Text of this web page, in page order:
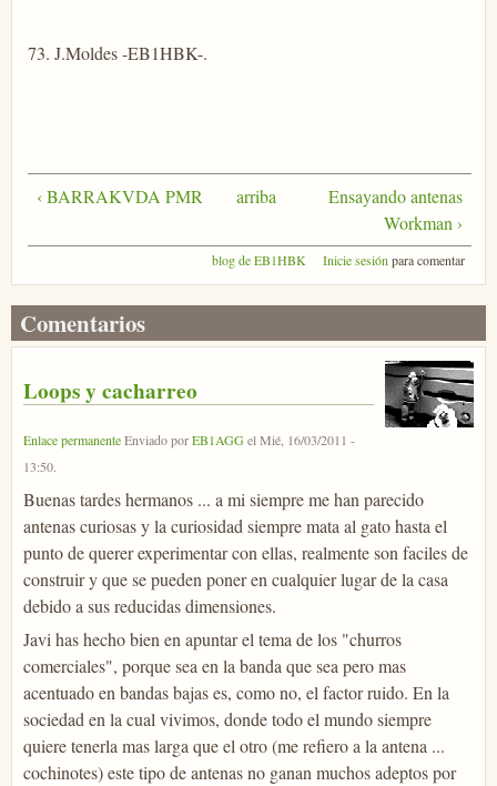
73. J.Moldes -EB1HBK-.
‹ BARRAKVDA PMR arriba
Ensayando antenas
Workman ›
blog de EB1HBK Inicie sesiónpara comentar
Comentarios
Loops y cacharreo
Enlace permanenteEnviado porEB1AGG elMié, 16/03/2011 -
13:50.
Buenas tardes hermanos ... a mi siempre me han parecido
antenas curiosas y la curiosidad siempre mata al gato hasta el
punto de querer experimentar con ellas, realmente son faciles de
construir y que se pueden poner en cualquier lugar de la casa
debido a sus reducidas dimensiones.
Javi has hecho bien en apuntar el tema de los "churros
comerciales", porque sea en la banda que sea pero mas
acentuado en bandas bajas es, como no, el factor ruido. En la
sociedad en la cual vivimos, donde todo el mundo siempre
quiere tenerla mas larga que el otro (me refiero a la antena ...
cochinotes) este tipo de antenas no ganan muchos adeptos por